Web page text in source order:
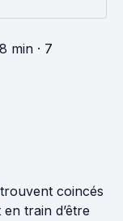
min · 7
coincés
train d’être